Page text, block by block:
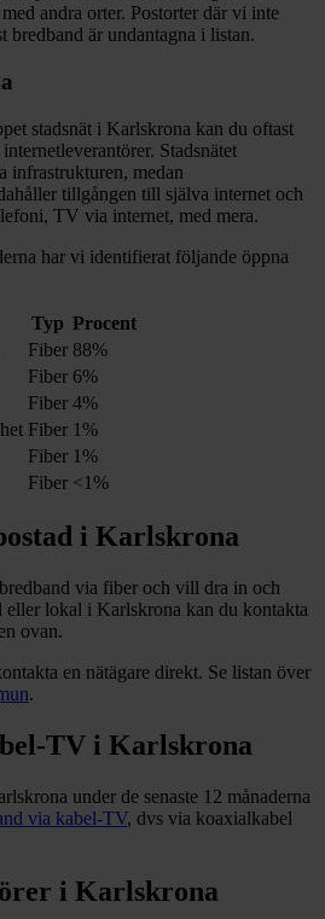
andra orter. Postorter där vi inte
bredband är undantagna i listan.
stadsnät i Karlskrona kan du oftast
Stadsnätet
infrastrukturen, medan
tillgången till själva internet och
TV via internet, med mera.
har vi identifierat följande öppna
Typ Procent
Fiber 88%
Fiber 6%
Fiber 4%
Fiber 1%
Fiber 1%
Fiber <1%
i Karlskrona
via fiber och vill dra in och
eller lokal i Karlskrona kan du kontakta
ovan.
en nätägare direkt. Se listan över
.
TV i Karlskrona
under de senaste 12 månaderna
via kabel-TV, dvs via koaxialkabel
i Karlskrona